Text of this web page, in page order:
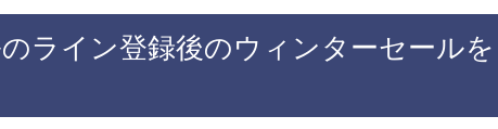
ライン登録後のウィンターセールを